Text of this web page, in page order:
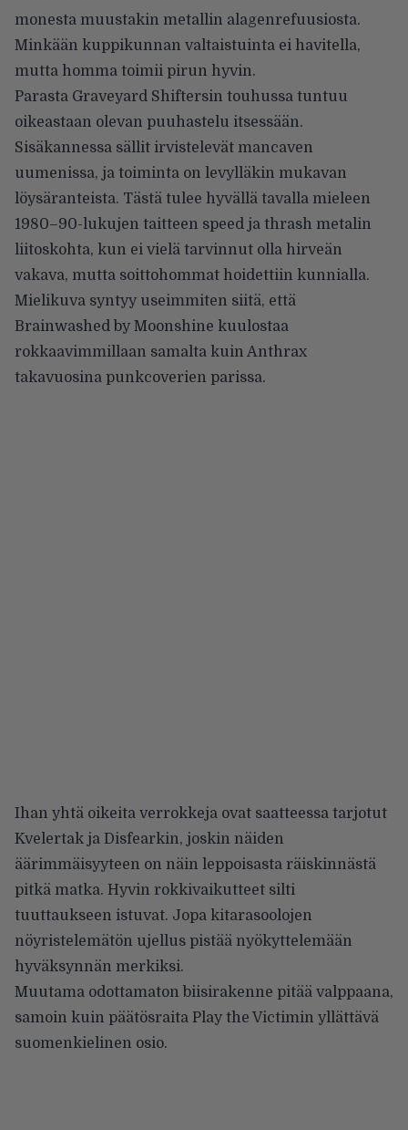
monesta muustakin metallin alagenrefuusiosta.
Minkään kuppikunnan valtaistuinta ei havitella,
mutta homma toimii pirun hyvin.
Parasta Graveyard Shiftersin touhussa tuntuu
oikeastaan olevan puuhastelu itsessään.
Sisäkannessa sällit irvistelevät mancaven
uumenissa, ja toiminta on levylläkin mukavan
löysäranteista. Tästä tulee hyvällä tavalla mieleen
1980–90-lukujen taitteen speed ja thrash metalin
liitoskohta, kun ei vielä tarvinnut olla hirveän
vakava, mutta soittohommat hoidettiin kunnialla.
Mielikuva syntyy useimmiten siitä, että
Brainwashed by Moonshine kuulostaa
rokkaavimmillaan samalta kuin Anthrax
takavuosina punkcoverien parissa.
Ihan yhtä oikeita verrokkeja ovat saatteessa tarjotut
Kvelertak ja Disfearkin, joskin näiden
äärimmäisyyteen on näin leppoisasta räiskinnästä
pitkä matka. Hyvin rokkivaikutteet silti
tuuttaukseen istuvat. Jopa kitarasoolojen
nöyristelemätön ujellus pistää nyökyttelemään
hyväksynnän merkiksi.
Muutama odottamaton biisirakenne pitää valppaana,
samoin kuin päätösraita Play the Victimin yllättävä
suomenkielinen osio.